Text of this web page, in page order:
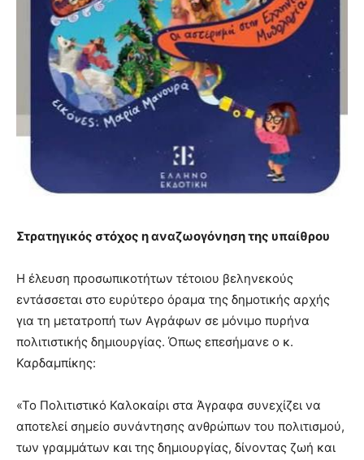
Στρατηγικός στόχος η αναζωογόνηση της υπαίθρου
Η έλευση προσωπικοτήτων τέτοιου βεληνεκούς
εντάσσεται στο ευρύτερο όραμα της δημοτικής αρχής
για τη μετατροπή των Αγράφων σε μόνιμο πυρήνα
πολιτιστικής δημιουργίας. Όπως επεσήμανε ο κ.
Καρδαμπίκης:
«Το Πολιτιστικό Καλοκαίρι στα Άγραφα συνεχίζει να
αποτελεί σημείο συνάντησης ανθρώπων του πολιτισμού,
των γραμμάτων και της δημιουργίας, δίνοντας ζωή και